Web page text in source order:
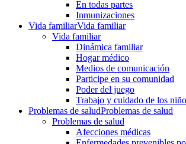
En todas partes
Inmunizaciones
Vida familiarVida familiar
Vida familiar
Dinámica familiar
Hogar médico
Medios de comunicación
Participe en su comunidad
Poder del juego
Trabajo y cuidado de los
Problemas de saludProblemas de salud
Problemas de salud
Afecciones médicas